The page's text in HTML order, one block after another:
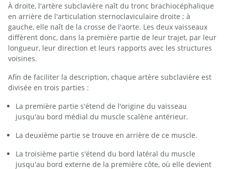
À droite, l'artère subclavière naît du tronc brachiocéphalique
en arrière de l'articulation sternoclaviculaire droite ; à
gauche, elle naît de la crosse de l'aorte. Les deux vaisseaux
diffèrent donc, dans la première partie de leur trajet, par leur
longueur, leur direction et leurs rapports avec les structures
voisines.
Afin de faciliter la description, chaque artère subclavière est
divisée en trois parties :
La première partie s'étend de l'origine du vaisseau
jusqu'au bord médial du muscle scalène antérieur.
La deuxième partie se trouve en arrière de ce muscle.
La troisième partie s'étend du bord latéral du muscle
jusqu'au bord externe de la première côte, où elle devient